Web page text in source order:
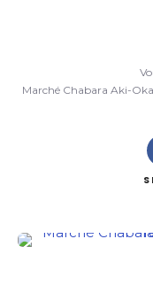
Marché Chabara Aki-